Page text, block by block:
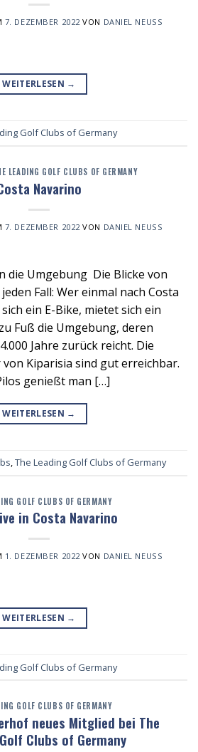
7. DEZEMBER 2022 VON DANIEL NEUSS
WEITERLESEN →
Golf Clubs of Germany
LEADING GOLF CLUBS OF GERMANY
Navarino
7. DEZEMBER 2022 VON DANIEL NEUSS
die Umgebung Die Blicke von
Fall: Wer einmal nach Costa
ein E-Bike, mietet sich ein
Fuß die Umgebung, deren
Jahre zurück reicht. Die
Kiparisia sind gut erreichbar.
genießt man […]
WEITERLESEN →
,The Leading Golf Clubs of Germany
GOLF CLUBS OF GERMANY
in Costa Navarino
1. DEZEMBER 2022 VON DANIEL NEUSS
WEITERLESEN →
Golf Clubs of Germany
GOLF CLUBS OF GERMANY
neues Mitglied bei The
Clubs of Germany